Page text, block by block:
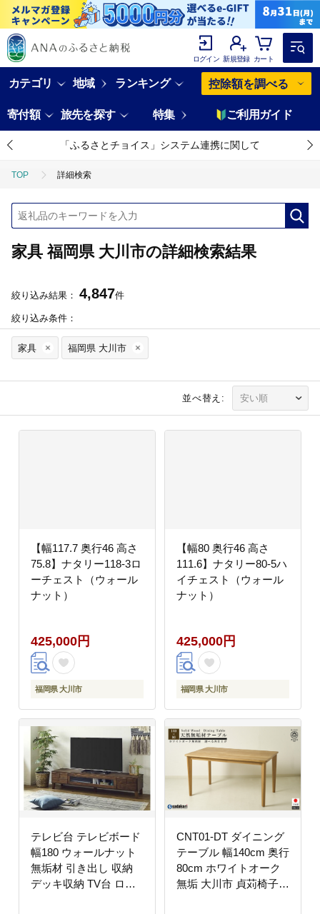
ログイン 新規登録 カート
カテゴリ 地域 ランキング 控除額を調べる
寄付額 旅先を探す 特集 ご利用ガイド
「ふるさとチョイス」システム連携に関して
TOP 詳細検索
家具 福岡県 大川市の詳細検索結果
絞り込み結果： 4,847件
絞り込み条件：
家具 福岡県 大川市
並べ替え:
【幅117.7 奥行46 高さ
75.8】ナタリー118-3ロ
ーチェスト（ウォール
ナット）
425,000円
福岡県 大川市
【幅80 奥行46 高さ
111.6】ナタリー80-5ハ
イチェスト（ウォール
ナット）
425,000円
福岡県 大川市
テレビ台 テレビボード
幅180 ウォールナット
無垢材 引き出し 収納
デッキ収納 TV台 ロー
CNT01-DT ダイニング
テーブル 幅140cm 奥行
80cm ホワイトオーク
無垢 大川市 貞苅椅子製